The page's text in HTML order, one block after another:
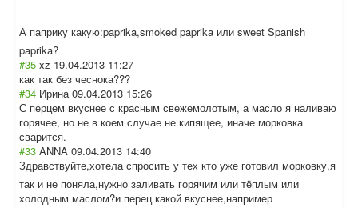
А паприку какую:paprika,smoked paprika или sweet Spanish
paprika?
#35 xz 19.04.2013 11:27
как так без чеснока???
#34 Ирина 09.04.2013 15:26
С перцем вкуснее с красным свежемолотым, а масло я наливаю
горячее, но не в коем случае не кипящее, иначе морковка
сварится.
#33 ANNA 09.04.2013 14:40
Здравствуйте,хотела спросить у тех кто уже готовил морковку,я
так и не поняла,нужно заливать горячим или тёплым или
холодным маслом?и перец какой вкуснее,например